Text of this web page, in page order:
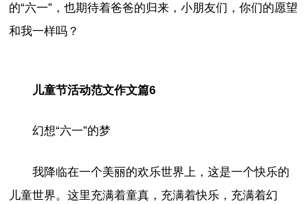
的“六一”，也期待着爸爸的归来，小朋友们，你们的愿望
和我一样吗？
儿童节活动范文作文篇6
幻想“六一”的梦
我降临在一个美丽的欢乐世界上，这是一个快乐的
儿童世界。这里充满着童真，充满着快乐，充满着幻